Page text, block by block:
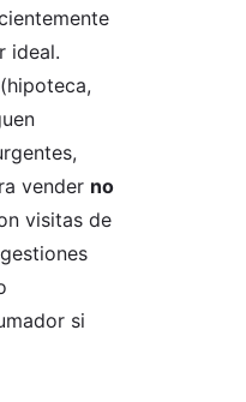
ideal.
vender no
visitas de
si